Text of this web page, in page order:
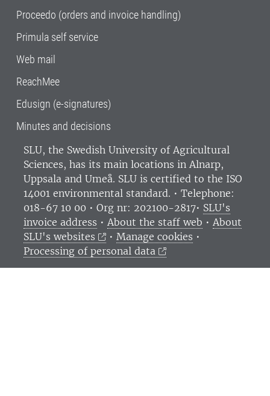
Proceedo (orders and invoice handling)
Primula self service
Web mail
ReachMee
Edusign (e-signatures)
Minutes and decisions
SLU, the Swedish University of Agricultural
Sciences, has its main locations in Alnarp,
Uppsala and Umeå. SLU is certified to the ISO
14001 environmental standard. • Telephone:
018-67 10 00 • Org nr: 202100-2817• SLU's
invoice address • About the staff web • About
SLU's websites
•Manage cookies •
Processing of personal data